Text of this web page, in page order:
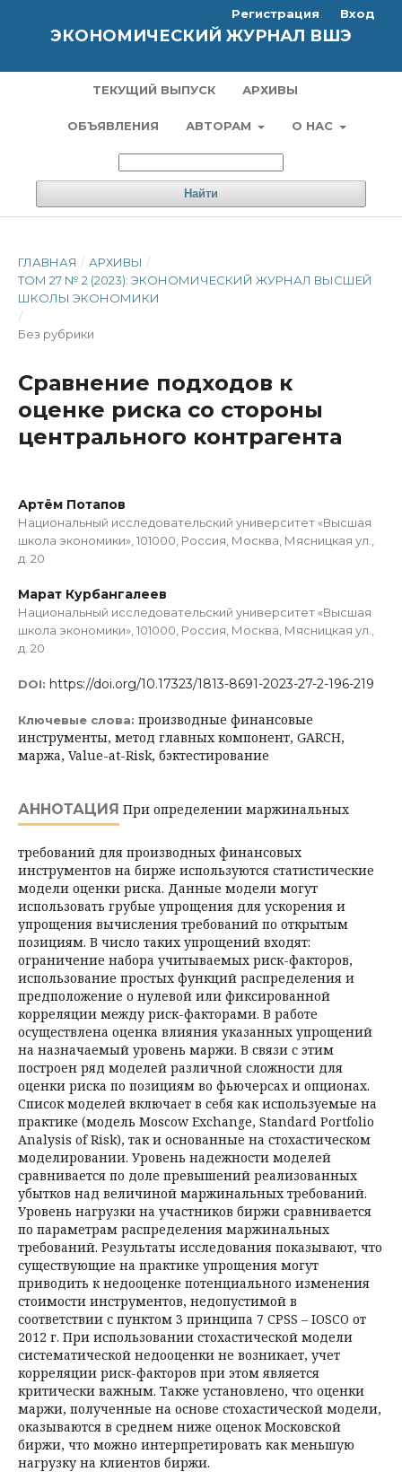
ЭКОНОМИЧЕСКИЙ ЖУРНАЛ ВШЭ
ТЕКУЩИЙ ВЫПУСК АРХИВЫ
ОБЪЯВЛЕНИЯ АВТОРАМ О НАС
Найти
Регистрация Вход
ГЛАВНАЯ / АРХИВЫ /
ТОМ 27 № 2 (2023): ЭКОНОМИЧЕСКИЙ ЖУРНАЛ ВЫСШЕЙ
ШКОЛЫ ЭКОНОМИКИ
/
Без рубрики
Сравнение подходов к
оценке риска со стороны
центрального контрагента
Артём Потапов
Национальный исследовательский университет «Высшая
школа экономики», 101000, Россия, Москва, Мясницкая ул.,
д. 20
Марат Курбангалеев
Национальный исследовательский университет «Высшая
школа экономики», 101000, Россия, Москва, Мясницкая ул.,
д. 20
DOI: https://doi.org/10.17323/1813-8691-2023-27-2-196-219
Ключевые слова: производные финансовые
инструменты, метод главных компонент, GARCH,
маржа, Value-at-Risk, бэктестирование
АННОТАЦИЯ При определении маржинальных
требований для производных финансовых
инструментов на бирже используются статистические
модели оценки риска. Данные модели могут
использовать грубые упрощения для ускорения и
упрощения вычисления требований по открытым
позициям. В число таких упрощений входят:
ограничение набора учитываемых риск-факторов,
использование простых функций распределения и
предположение о нулевой или фиксированной
корреляции между риск-факторами. В работе
осуществлена оценка влияния указанных упрощений
на назначаемый уровень маржи. В связи с этим
построен ряд моделей различной сложности для
оценки риска по позициям во фьючерсах и опционах.
Список моделей включает в себя как используемые на
практике (модель Moscow Exchange, Standard Portfolio
Ana­lysis of Risk), так и основанные на стохастическом
моделировании. Уровень надежности моделей
сравнивается по доле превышений реализованных
убыт­ков над величиной маржинальных требований.
Уровень нагрузки на участников биржи сравнивается
по параметрам распределения маржинальных
требований. Результаты исследования показывают, что
существующие на практике упрощения могут
приводить к недооценке потенциального изменения
стоимости инструментов, недопустимой в
соответствии с пунктом 3 принципа 7 CPSS – IOSCO от
2012 г. При использовании стохастической модели
систематической недооценки не возникает, учет
корреляции риск-фак­торов при этом является
критически важным. Также установлено, что оценки
маржи, полученные на основе стохастической модели,
оказываются в среднем ниже оценок Московской
биржи, что можно интерпретировать как меньшую
нагрузку на клиентов биржи.